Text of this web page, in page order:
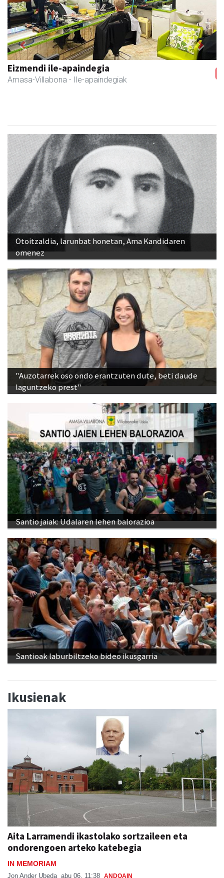
Amane
Amasa-Villabona - Arropa-dendak
Previous Next
Otoitzaldia, larunbat honetan, Ama Kandidaren
omenez
"Auzotarrek oso ondo erantzuten dute, beti daude
laguntzeko prest"
Santio jaiak: Udalaren lehen balorazioa
Santioak laburbiltzeko bideo ikusgarria
Ikusienak
Aita Larramendi ikastolako sortzaileen eta
ondorengoen arteko katebegia
IN MEMORIAM
Jon Ander Ubeda abu 06, 11:38 ANDOAIN